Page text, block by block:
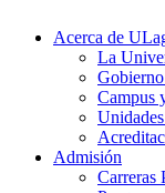
Acerca de
La
Campus
Admisión
Carreras